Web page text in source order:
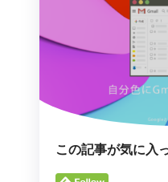
この記事が気に入